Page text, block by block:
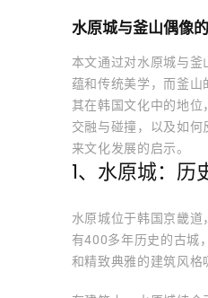
水原城与釜山偶像
本文通过对水原城与
蕴和传统美学，而釜
其在韩国文化中的地
交融与碰撞，以及如
来文化发展的启示。
1、水原城：历
水原城位于韩国京畿
有400多年历史的古城
和精致典雅的建筑风格